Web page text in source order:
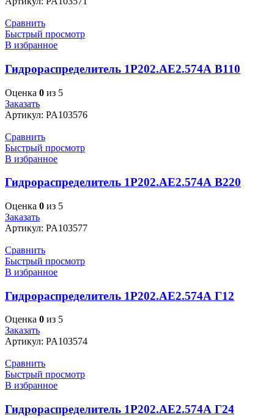
Сравнить
Быстрый просмотр
В избранное
Гидрораспределитель 1Р202.АЕ2.574А В110
Оценка 0 из 5
Заказать
Артикул: PA103576
Сравнить
Быстрый просмотр
В избранное
Гидрораспределитель 1Р202.АЕ2.574А В220
Оценка 0 из 5
Заказать
Артикул: PA103577
Сравнить
Быстрый просмотр
В избранное
Гидрораспределитель 1Р202.АЕ2.574А Г12
Оценка 0 из 5
Заказать
Артикул: PA103574
Сравнить
Быстрый просмотр
В избранное
Гидрораспределитель 1Р202.АЕ2.574А Г24